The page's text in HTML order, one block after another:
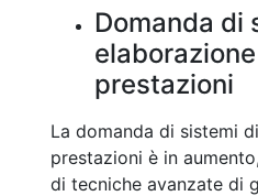
Domanda di
prestazioni
La domanda di sistemi
prestazioni è in
di tecniche avanzate di